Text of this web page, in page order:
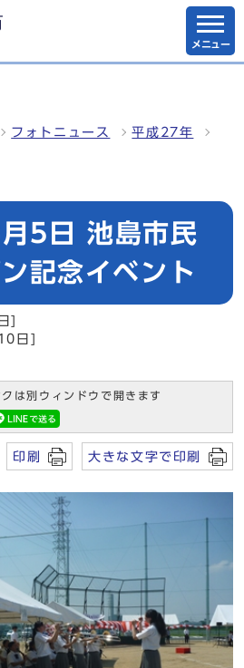
メニュー
フォトニュース 平成27年
5日 池島市民
記念イベント
]
日]
は別ウィンドウで開きます
印刷 大きな文字で印刷